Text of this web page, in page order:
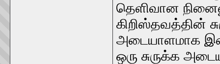
தெளிவான
கிறிஸ்தவத்தின்
அடையாளமாக
ஒரு சுருக்க